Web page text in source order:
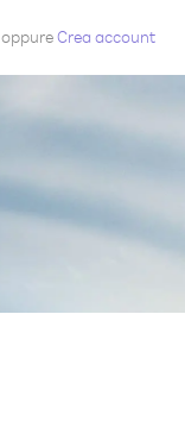
oppureCrea account